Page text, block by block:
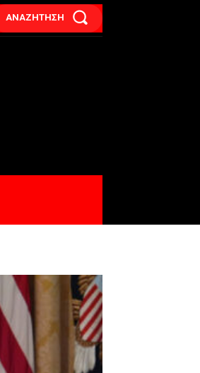
ΑΝΑΖΗΤΗΣΗ